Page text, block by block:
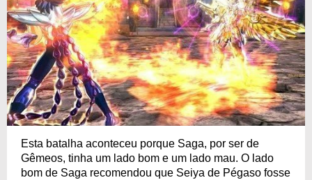
Esta batalha aconteceu porque Saga, por ser de
Gêmeos, tinha um lado bom e um lado mau. O lado
bom de Saga recomendou que Seiya de Pégaso fosse